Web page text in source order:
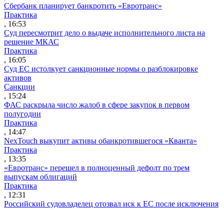
Сбербанк планирует банкротить «Евротранс»
Практика
, 16:53
Суд пересмотрит дело о выдаче исполнительного листа на
решение МКАС
Практика
, 16:05
Суд ЕС истолкует санкционные нормы о разблокировке
активов
Санкции
, 15:24
ФАС раскрыла число жалоб в сфере закупок в первом
полугодии
Практика
, 14:47
NexTouch выкупит активы обанкротившегося «Кванта»
Практика
, 13:35
«Евротранс» перешел в полноценный дефолт по трем
выпускам облигаций
Практика
, 12:31
Российский судовладелец отозвал иск к ЕС после исключения